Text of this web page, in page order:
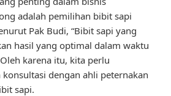
adalah pemilihan bibit sapi
Pak Budi, “Bibit sapi yang
hasil yang optimal dalam waktu
karena itu, kita perlu
dengan ahli peternakan
sapi.